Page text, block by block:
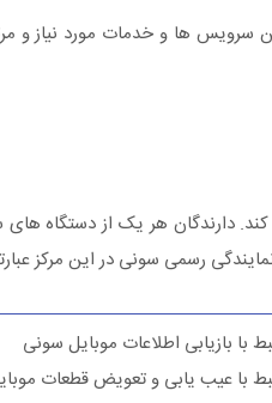
سرویس ها و خدمات مورد نیاز و
هر یک از دستگاه های
رسمی سونی در این مرکز
با بازیابی اطلاعات موبایل سونی
با عیب یابی و تعویض قطعات